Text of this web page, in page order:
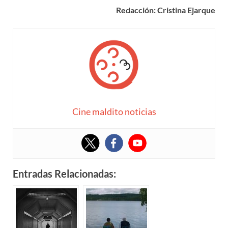
Redacción: Cristina Ejarque
Cine maldito noticias
Entradas Relacionadas: